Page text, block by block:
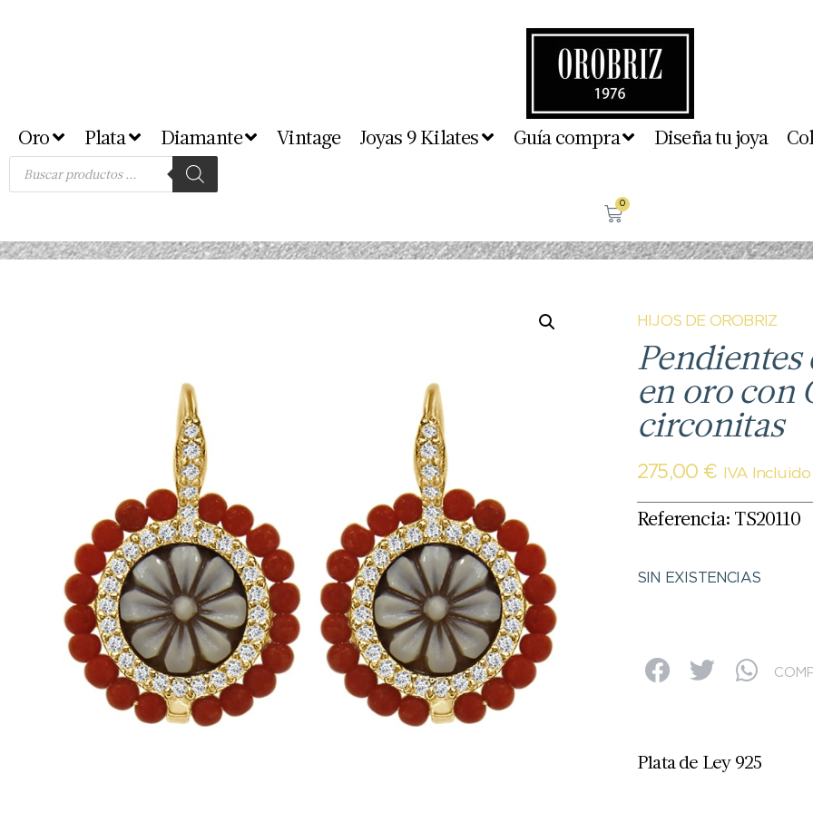
Oro Plata Diamante Vintage Joyas 9 Kilates Guía compra Diseña tu joya
0
HIJOS DE OROBRIZ
Pendientes
en oro con
circonitas
275,00 € IVA Incluido
Referencia: TS20110
SIN EXISTENCIAS
Plata de Ley 925